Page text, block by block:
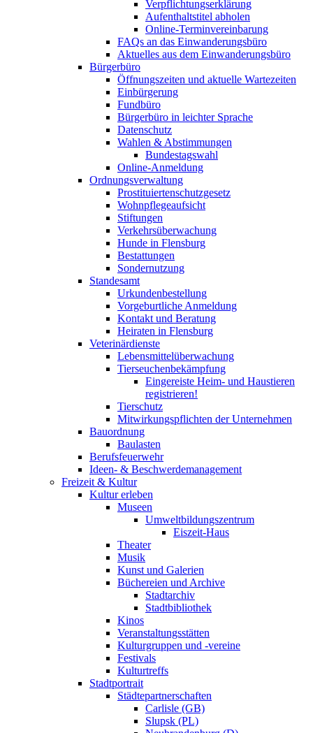
Verpflichtungserklärung
Aufenthaltstitel abholen
Online-Terminvereinbarung
FAQs an das Einwanderungsbüro
Aktuelles aus dem Einwanderungsbüro
Bürgerbüro
Öffnungszeiten und aktuelle Wartezeiten
Einbürgerung
Fundbüro
Bürgerbüro in leichter Sprache
Datenschutz
Wahlen & Abstimmungen
Bundestagswahl
Online-Anmeldung
Ordnungsverwaltung
Prostituiertenschutzgesetz
Wohnpflegeaufsicht
Stiftungen
Verkehrsüberwachung
Hunde in Flensburg
Bestattungen
Sondernutzung
Standesamt
Urkundenbestellung
Vorgeburtliche Anmeldung
Kontakt und Beratung
Heiraten in Flensburg
Veterinärdienste
Lebensmittelüberwachung
Tierseuchenbekämpfung
Eingereiste Heim- und Haustieren
registrieren!
Tierschutz
Mitwirkungspflichten der Unternehmen
Bauordnung
Baulasten
Berufsfeuerwehr
Ideen- & Beschwerdemanagement
Freizeit & Kultur
Kultur erleben
Museen
Umweltbildungszentrum
Eiszeit-Haus
Theater
Musik
Kunst und Galerien
Büchereien und Archive
Stadtarchiv
Stadtbibliothek
Kinos
Veranstaltungsstätten
Kulturgruppen und -vereine
Festivals
Kulturtreffs
Stadtportrait
Städtepartnerschaften
Carlisle (GB)
Slupsk (PL)